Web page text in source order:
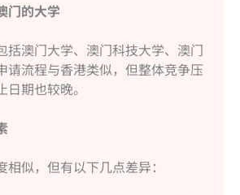
门的大学
括澳门大学、澳门科技大学、澳门
请流程与香港类似，但整体竞争压
期也较晚。
似，但有以下几点差异：